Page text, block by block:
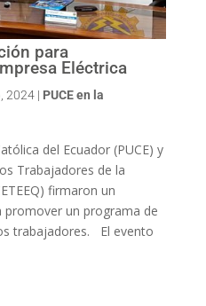
para
Eléctrica
2024| PUCE en la
del Ecuador (PUCE) y
Trabajadores de la
firmaron un
promover un programa de
trabajadores. El evento